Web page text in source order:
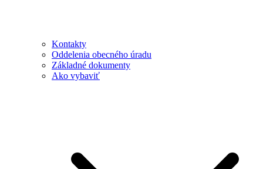
Kontakty
Oddelenia obecného úradu
Základné dokumenty
Ako vybaviť